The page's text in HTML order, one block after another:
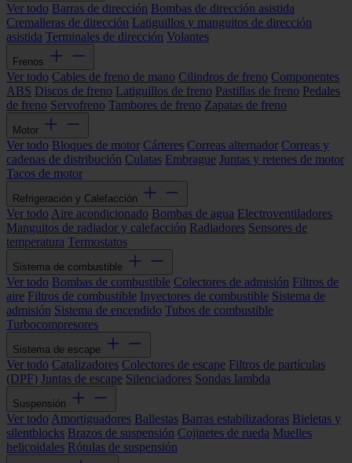
Ver todo Barras de dirección Bombas de dirección asistida
Cremalleras de dirección Latiguillos y manguitos de dirección
asistida Terminales de dirección Volantes
Frenos
Ver todo Cables de freno de mano Cilindros de freno Componentes
ABS Discos de freno Latiguillos de freno Pastillas de freno Pedales
de freno Servofreno Tambores de freno Zapatas de freno
Motor
Ver todo Bloques de motor Cárteres Correas alternador Correas y
cadenas de distribución Culatas Embrague Juntas y retenes de motor
Tacos de motor
Refrigeración y Calefacción
Ver todo Aire acondicionado Bombas de agua Electroventiladores
Manguitos de radiador y calefacción Radiadores Sensores de
temperatura Termostatos
Sistema de combustible
Ver todo Bombas de combustible Colectores de admisión Filtros de
aire Filtros de combustible Inyectores de combustible Sistema de
admisión Sistema de encendido Tubos de combustible
Turbocompresores
Sistema de escape
Ver todo Catalizadores Colectores de escape Filtros de partículas
(DPF) Juntas de escape Silenciadores Sondas lambda
Suspensión
Ver todo Amortiguadores Ballestas Barras estabilizadoras Bieletas y
silentblocks Brazos de suspensión Cojinetes de rueda Muelles
helicoidales Rótulas de suspensión